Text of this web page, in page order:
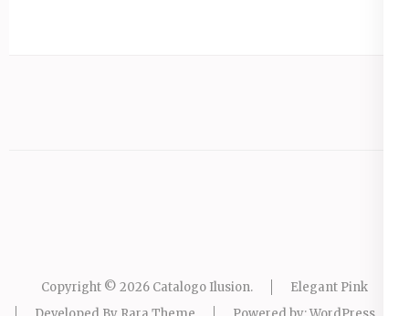
Copyright © 2026 Catalogo Ilusion.
Elegant Pink